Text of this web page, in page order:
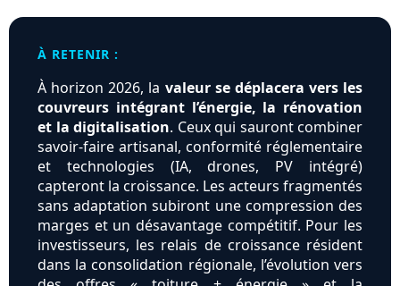
À RETENIR :
À horizon 2026, la valeur se déplacera vers les
couvreurs intégrant l’énergie, la rénovation
et la digitalisation. Ceux qui sauront combiner
savoir-faire artisanal, conformité réglementaire
et technologies (IA, drones, PV intégré)
capteront la croissance. Les acteurs fragmentés
sans adaptation subiront une compression des
marges et un désavantage compétitif. Pour les
investisseurs, les relais de croissance résident
dans la consolidation régionale, l’évolution vers